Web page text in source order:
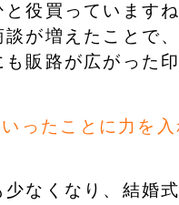
役買っています
が増えたことで
販路が広がった
ったことに力を入
なくなり、結婚